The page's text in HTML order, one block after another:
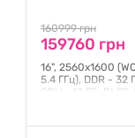
160999 грн
159760 грн
16", 2560x1600
5.4 ГГц), DDR - 32
GPU - 12 ГБ, DLSS